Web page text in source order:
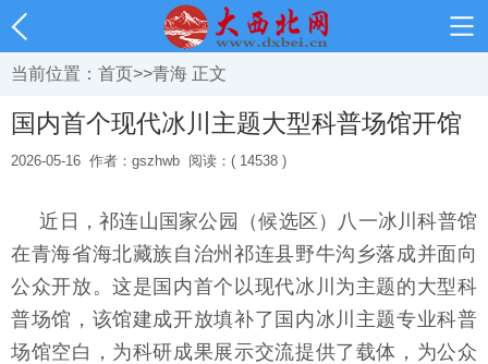
当前位置： 首页>>青海 正文
国内首个现代冰川主题大型科普场馆开馆
2026-05-16 作者：gszhwb 阅读：( 14538 )
近日，祁连山国家公园（候选区）八一冰川科普馆
在青海省海北藏族自治州祁连县野牛沟乡落成并面向
公众开放。这是国内首个以现代冰川为主题的大型科
普场馆，该馆建成开放填补了国内冰川主题专业科普
场馆空白，为科研成果展示交流提供了载体，为公众